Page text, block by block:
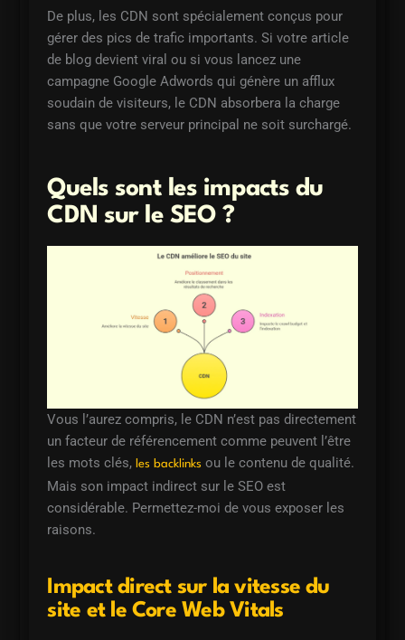
De plus, les CDN sont spécialement conçus pour
gérer des pics de trafic importants. Si votre article
de blog devient viral ou si vous lancez une
campagne Google Adwords qui génère un afflux
soudain de visiteurs, le CDN absorbera la charge
sans que votre serveur principal ne soit surchargé.
Quels sont les impacts du
CDN sur le SEO ?
Vous l’aurez compris, le CDN n’est pas directement
un facteur de référencement comme peuvent l’être
les mots clés,les backlinks ou le contenu de qualité.
Mais son impact indirect sur le SEO est
considérable. Permettez-moi de vous exposer les
raisons.
Impact direct sur la vitesse du
site et le Core Web Vitals